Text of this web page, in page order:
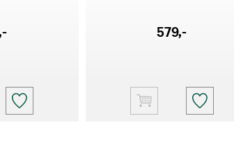
579,-